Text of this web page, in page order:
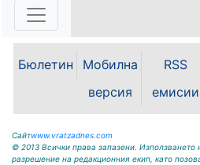
българската музика –
своята енергия, силно
съчетание на съвременно
звучене и български
MONA запали сърцата...
Бюлетин
Мобилна
версия
RSS
емисии
Сайтwww.vratzadnes.com
© 2013 Всички права запазени. Използването
разрешение на редакционния екип, като